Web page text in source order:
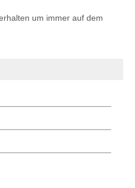
um immer auf dem